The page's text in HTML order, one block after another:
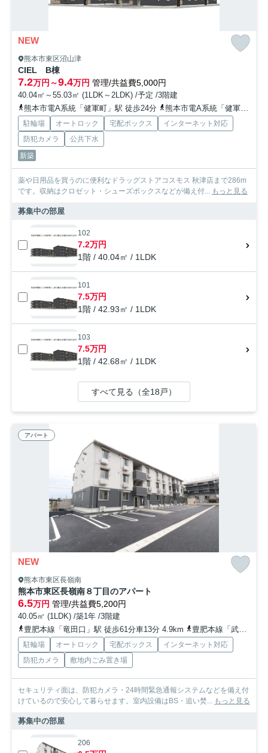
NEW
熊本市東区沼山津
CIEL B棟
7.2万円～9.4万円 管理/共益費5,000円
40.04㎡～55.03㎡ (1LDK～2LDK) /予定 /3階建
熊本市電A系統「健軍町」駅 徒歩24分
熊本市電A系統「健軍交番前」駅 徒歩28分
駐輪場 オートロック 宅配ボックス
インターネット対応
防犯カメラ
公共下水
新築
薬や日用品を買うのに便利なドラッグストアコスモス 秋津店まで286m
です。収納はクロゼット・シューズボックスなどが備え付... もっと見る
募集中の部屋
102
7.2万円
1階 / 40.04㎡ / 1LDK
101
7.5万円
1階 / 42.93㎡ / 1LDK
103
7.5万円
1階 / 42.68㎡ / 1LDK
すべて見る（全18戸）
アパート
NEW
熊本市東区長嶺南
熊本市東区長嶺南８丁目のアパート
6.5万円 管理/共益費5,200円
40.05㎡ (1LDK) /築1年 /3階建
豊肥本線「竜田口」駅 徒歩61分車13分 4.9km
豊肥本線「武蔵塚」駅 徒歩62分車13分 5.0km
駐輪場 オートロック 宅配ボックス
インターネット対応
防犯カメラ
敷地内ごみ置き場
セキュリティ面は、防犯カメラ・24時間緊急通報システムなどを備え付
けているので安心して暮らせます。室内設備はBS・追い焚... もっと見る
募集中の部屋
206